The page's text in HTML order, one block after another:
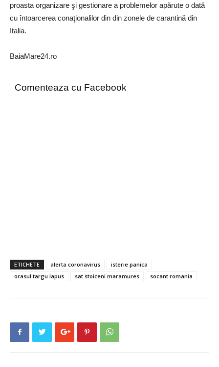
proasta organizare şi gestionare a problemelor apărute o dată
cu întoarcerea conaţionalilor din din zonele de carantină din
Italia.
BaiaMare24.ro
Comenteaza cu Facebook
ETICHETE alerta coronavirus
isterie panica
orasul targu lapus
sat stoiceni maramures socant romania